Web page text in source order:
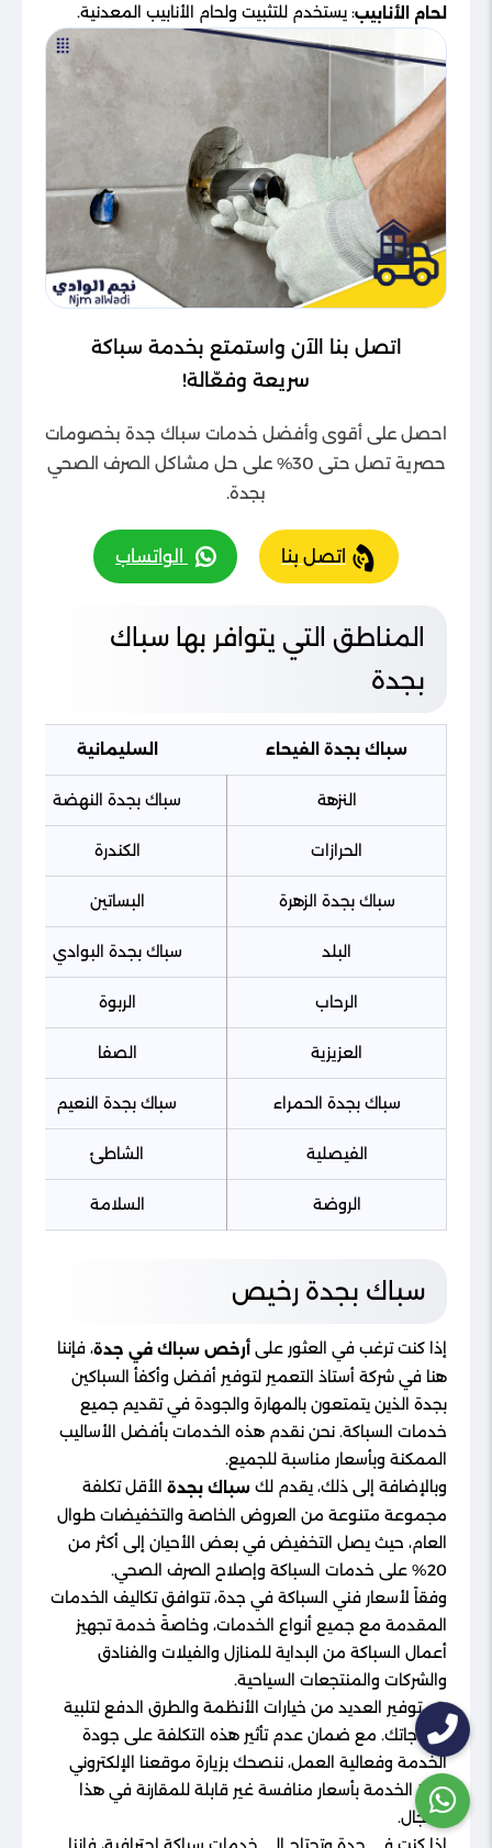
لحام الأنابيب: يستخدم للتثبيت ولحام الأنابيب المعدنية.
اتصل بنا الآن واستمتع بخدمة سباكة
سريعة وفعّالة!
احصل على أقوى وأفضل خدمات سباك جدة بخصومات
حصرية تصل حتى 30% على حل مشاكل الصرف الصحي
بجدة.
اتصل بنا الواتساب
المناطق التي يتوافر بها سباك
بجدة
سباك بجدة الفيحاء السليمانية
النزهة سباك بجدة النهضة
الحرازات الكندرة
سباك بجدة الزهرة البساتين
البلد سباك بجدة البوادي
الرحاب الربوة
العزيزية الصفا
سباك بجدة الحمراء سباك بجدة النعيم
الفيصلية الشاطئ
الروضة السلامة
سباك بجدة رخيص
إذا كنت ترغب في العثور على أرخص سباك في جدة، فإننا
هنا في شركة أستاذ التعمير لتوفير أفضل وأكفأ السباكين
بجدة الذين يتمتعون بالمهارة والجودة في تقديم جميع
خدمات السباكة. نحن نقدم هذه الخدمات بأفضل الأساليب
الممكنة وبأسعار مناسبة للجميع.
وبالإضافة إلى ذلك، يقدم لك سباك بجدة الأقل تكلفة
مجموعة متنوعة من العروض الخاصة والتخفيضات طوال
العام، حيث يصل التخفيض في بعض الأحيان إلى أكثر من
20% على خدمات السباكة وإصلاح الصرف الصحي.
وفقاً لأسعار فني السباكة في جدة، تتوافق تكاليف الخدمات
المقدمة مع جميع أنواع الخدمات، وخاصةً خدمة تجهيز
أعمال السباكة من البداية للمنازل والفيلات والفنادق
والشركات والمنتجعات السياحية.
يتم توفير العديد من خيارات الأنظمة والطرق الدفع لتلبية
احتياجاتك. مع ضمان عدم تأثير هذه التكلفة على جودة
الخدمة وفعالية العمل، ننصحك بزيارة موقعنا الإلكتروني
لحجز الخدمة بأسعار منافسة غير قابلة للمقارنة في هذا
المجال.